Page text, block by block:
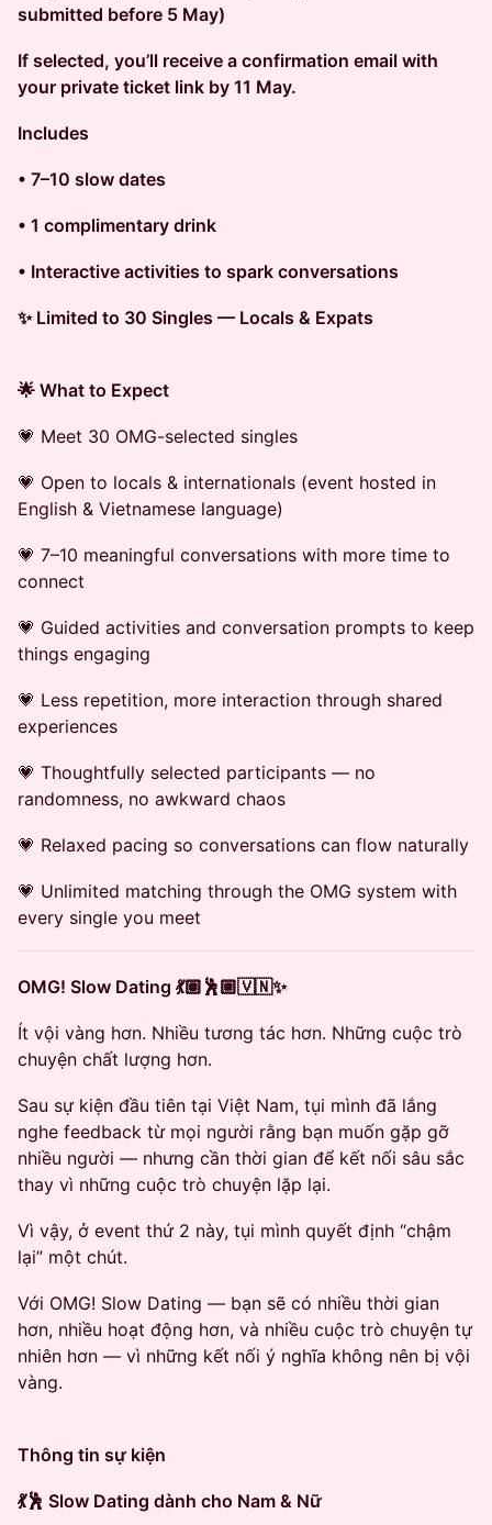
submitted before 5 May)
If selected, you’ll receive a confirmation email with
your private ticket link by 11 May.
Includes
• 7–10 slow dates
• 1 complimentary drink
• Interactive activities to spark conversations
✨ Limited to 30 Singles — Locals & Expats
🌟 What to Expect
💗 Meet 30 OMG-selected singles
💗 Open to locals & internationals (event hosted in
English & Vietnamese language)
💗 7–10 meaningful conversations with more time to
connect
💗 Guided activities and conversation prompts to keep
things engaging
💗 Less repetition, more interaction through shared
experiences
💗 Thoughtfully selected participants — no
randomness, no awkward chaos
💗 Relaxed pacing so conversations can flow naturally
💗 Unlimited matching through the OMG system with
every single you meet
OMG! Slow Dating 💃🏽🕺🏼🇻🇳✨
Ít vội vàng hơn. Nhiều tương tác hơn. Những cuộc trò
chuyện chất lượng hơn.
Sau sự kiện đầu tiên tại Việt Nam, tụi mình đã lắng
nghe feedback từ mọi người rằng bạn muốn gặp gỡ
nhiều người — nhưng cần thời gian để kết nối sâu sắc
thay vì những cuộc trò chuyện lặp lại.
Vì vậy, ở event thứ 2 này, tụi mình quyết định “chậm
lại” một chút.
Với OMG! Slow Dating — bạn sẽ có nhiều thời gian
hơn, nhiều hoạt động hơn, và nhiều cuộc trò chuyện tự
nhiên hơn — vì những kết nối ý nghĩa không nên bị vội
vàng.
Thông tin sự kiện
💃🕺 Slow Dating dành cho Nam & Nữ